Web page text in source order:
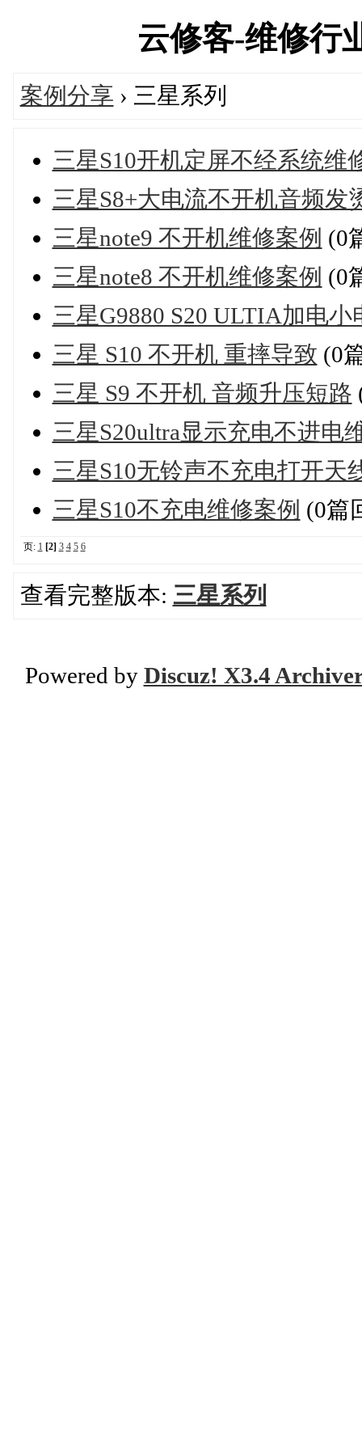
云修客-维修行
案例分享 › 三星系列
三星S10开机定屏不经系统维
三星S8+大电流不开机音频发
三星note9 不开机维修案例 (0
三星note8 不开机维修案例 (0
三星G9880 S20 ULTIA加电
三星 S10 不开机 重摔导致 (0
三星 S9 不开机 音频升压短路
三星S20ultra显示充电不进电
三星S10无铃声不充电打开天
三星S10不充电维修案例 (0篇
页: 1 [2] 3 4 5 6
查看完整版本: 三星系列
Powered by Discuz! X3.4